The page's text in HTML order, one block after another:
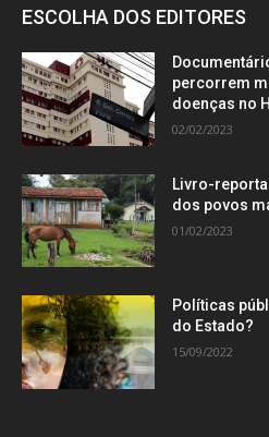
ESCOLHA DOS EDITORES
percorrem
doenças no
02/02/2023
Livro-
dos povos
01/02/2023
Políticas
do Estado?
15/09/2022